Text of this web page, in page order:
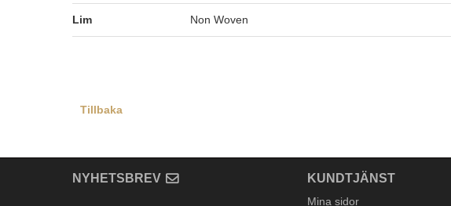
Lim Non Woven
Tillbaka
NYHETSBREV KUNDTJÄNST
Mina sidor